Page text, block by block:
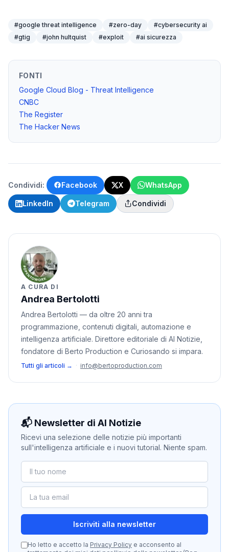
#google threat intelligence #zero-day #cybersecurity ai
#gtig #john hultquist #exploit #ai sicurezza
FONTI
Google Cloud Blog - Threat Intelligence
CNBC
The Register
The Hacker News
Condividi: Facebook X WhatsApp
LinkedIn Telegram Condividi
A CURA DI
Andrea Bertolotti
Andrea Bertolotti — da oltre 20 anni tra
programmazione, contenuti digitali, automazione e
intelligenza artificiale. Direttore editoriale di AI Notizie,
fondatore di Berto Production e Curiosando si impara.
Tutti gli articoli → · info@bertoproduction.com
📬 Newsletter di AI Notizie
Ricevi una selezione delle notizie più importanti
sull'intelligenza artificiale e i nuovi tutorial. Niente spam.
Iscriviti alla newsletter
Ho letto e accetto la Privacy Policy e acconsento al